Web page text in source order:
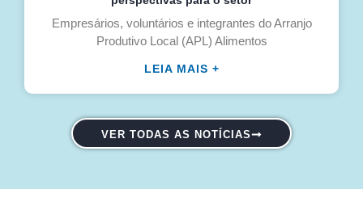
Empresários, voluntários e integrantes do Arranjo
Produtivo Local (APL) Alimentos
LEIA MAIS +
VER TODAS AS NOTÍCIAS